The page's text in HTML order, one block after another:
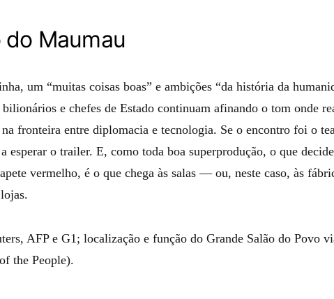
do Maumau
um “muitas coisas boas” e ambições “da história da
e chefes de Estado continuam afinando o tom onde
fronteira entre diplomacia e tecnologia. Se o encontro foi o
esperar o trailer. E, como toda boa superprodução, o que
vermelho, é o que chega às salas — ou, neste caso, às
AFP e G1; localização e função do Grande Salão do Povo
the People).